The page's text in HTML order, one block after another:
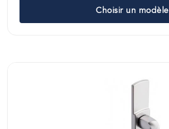
Choisir un modèle